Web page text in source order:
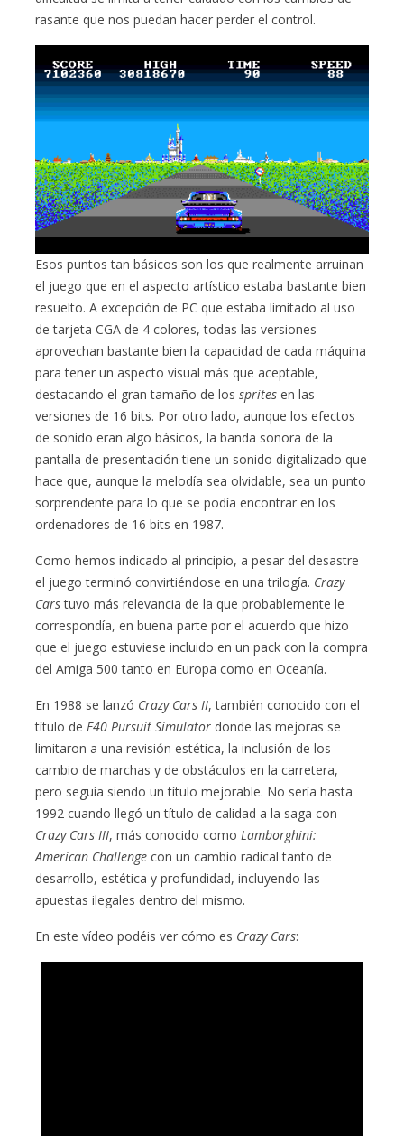
rasante que nos puedan hacer perder el control.
Esos puntos tan básicos son los que realmente arruinan
el juego que en el aspecto artístico estaba bastante bien
resuelto. A excepción de PC que estaba limitado al uso
de tarjeta CGA de 4 colores, todas las versiones
aprovechan bastante bien la capacidad de cada máquina
para tener un aspecto visual más que aceptable,
destacando el gran tamaño de lossprites en las
versiones de 16 bits. Por otro lado, aunque los efectos
de sonido eran algo básicos, la banda sonora de la
pantalla de presentación tiene un sonido digitalizado que
hace que, aunque la melodía sea olvidable, sea un punto
sorprendente para lo que se podía encontrar en los
ordenadores de 16 bits en 1987.
Como hemos indicado al principio, a pesar del desastre
el juego terminó convirtiéndose en una trilogía. Crazy
Carstuvo más relevancia de la que probablemente le
correspondía, en buena parte por el acuerdo que hizo
que el juego estuviese incluido en un pack con la compra
del Amiga 500 tanto en Europa como en Oceanía.
En 1988 se lanzó Crazy Cars II, también conocido con el
título deF40 Pursuit Simulator donde las mejoras se
limitaron a una revisión estética, la inclusión de los
cambio de marchas y de obstáculos en la carretera,
pero seguía siendo un título mejorable. No sería hasta
1992 cuando llegó un título de calidad a la saga con
Crazy Cars III, más conocido comoLamborghini:
American Challenge con un cambio radical tanto de
desarrollo, estética y profundidad, incluyendo las
apuestas ilegales dentro del mismo.
En este vídeo podéis ver cómo es Crazy Cars: